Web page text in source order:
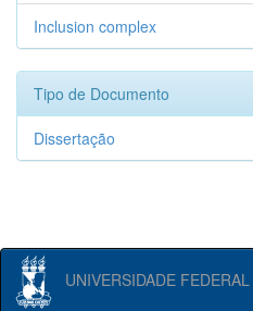
Inclusion complex
Tipo de Documento
Dissertação
UNIVERSIDADE